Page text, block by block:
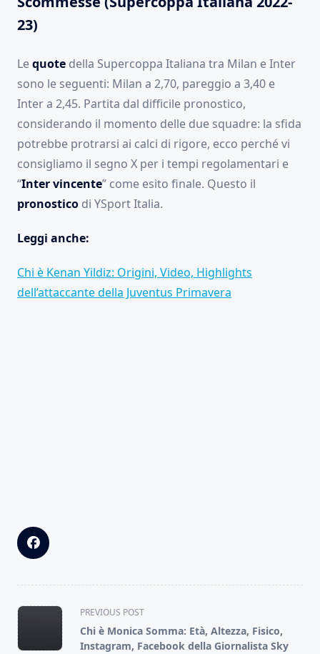
23)
Lequote della Supercoppa Italiana tra Milan e Inter
sono le seguenti: Milan a 2,70, pareggio a 3,40 e
Inter a 2,45. Partita dal difficile pronostico,
considerando il momento delle due squadre: la sfida
potrebbe protrarsi ai calci di rigore, ecco perché vi
consigliamo il segno X per i tempi regolamentari e
“Inter vincente” come esito finale. Questo il
pronostico di YSport Italia.
Leggi anche:
Chi è Kenan Yildiz: Origini, Video, Highlights
dell’attaccante della Juventus Primavera
<span
class="nav-
subtitle
PREVIOUS POST
Chi è Monica Somma: Età, Altezza, Fisico,
Instagram, Facebook della Giornalista Sky